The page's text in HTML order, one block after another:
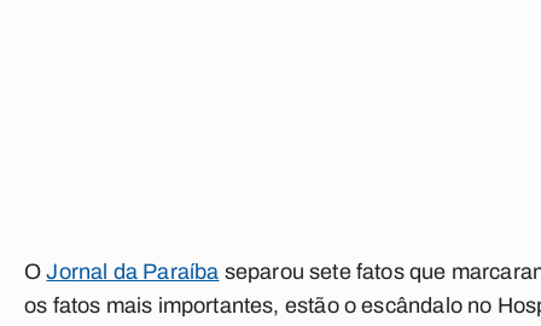
OJornal da Paraíba separou sete fatos que
os fatos mais importantes, estão oescândalo no